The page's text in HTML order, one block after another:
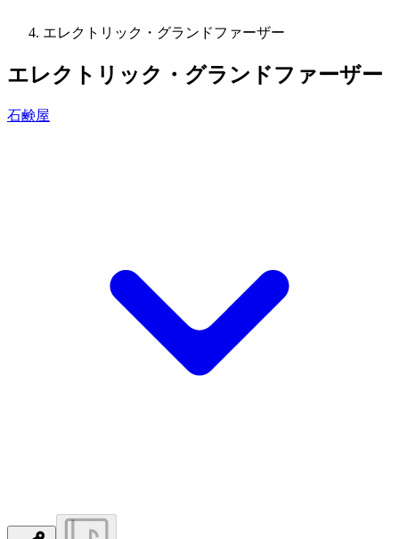
エレクトリック・グランドファーザー
エレクトリック・グランドファーザー
石鹸屋